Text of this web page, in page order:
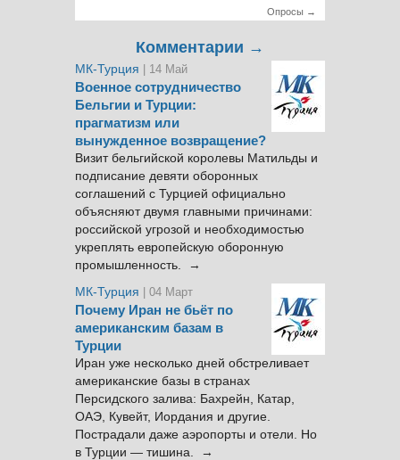
Опросы →
Комментарии →
МК-Турция | 14 Май
Военное сотрудничество
Бельгии и Турции:
прагматизм или
вынужденное возвращение?
Визит бельгийской королевы Матильды и
подписание девяти оборонных
соглашений с Турцией официально
объясняют двумя главными причинами:
российской угрозой и необходимостью
укреплять европейскую оборонную
промышленность. →
МК-Турция
| 04 Март
Почему Иран не бьёт по
американским базам в
Турции
Иран уже несколько дней обстреливает
американские базы в странах
Персидского залива: Бахрейн, Катар,
ОАЭ, Кувейт, Иордания и другие.
Пострадали даже аэропорты и отели. Но
в Турции — тишина. →